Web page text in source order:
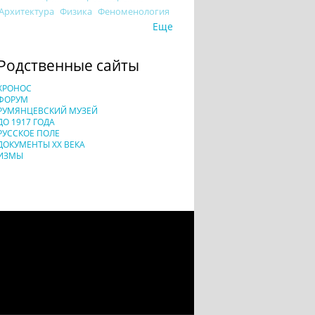
Физика Феноменология
Еще
сайты
МУЗЕЙ
1917 ГОДА
ПОЛЕ
XX ВЕКА